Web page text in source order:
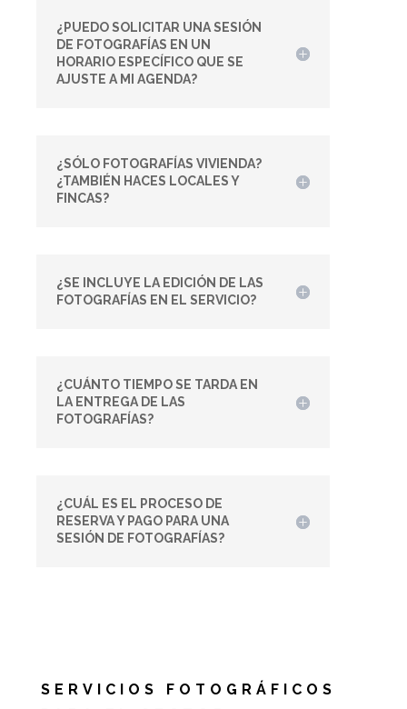
¿PUEDO SOLICITAR UNA SESIÓN
DE FOTOGRAFÍAS EN UN
HORARIO ESPECÍFICO QUE SE
AJUSTE A MI AGENDA?
¿SÓLO FOTOGRAFÍAS VIVIENDA?
¿TAMBIÉN HACES LOCALES Y
FINCAS?
¿SE INCLUYE LA EDICIÓN DE LAS
FOTOGRAFÍAS EN EL SERVICIO?
¿CUÁNTO TIEMPO SE TARDA EN
LA ENTREGA DE LAS
FOTOGRAFÍAS?
¿CUÁL ES EL PROCESO DE
RESERVA Y PAGO PARA UNA
SESIÓN DE FOTOGRAFÍAS?
SERVICIOS FOTOGRÁFICOS